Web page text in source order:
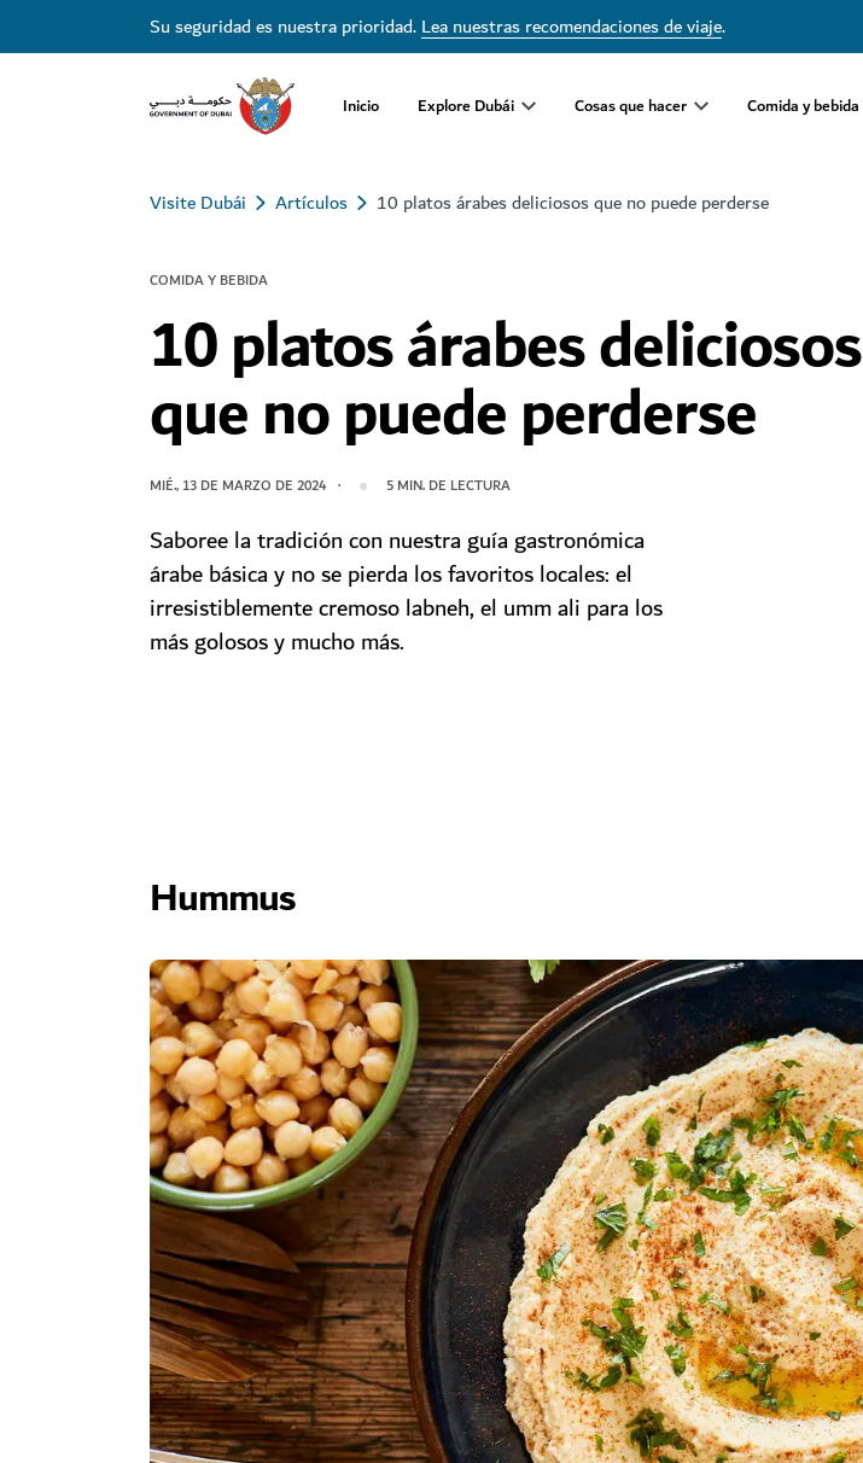
Su seguridad es nuestra prioridad.Lea nuestras recomendaciones de viaje.
Inicio Explore Dubái Cosas que hacer Comida y bebida
Visite Dubái Artículos 10 platos árabes deliciosos que no puede perderse
COMIDA Y BEBIDA
10 platos árabes deliciosos
que no puede perderse
MIÉ., 13 DE MARZO DE 2024 5 MIN. DE LECTURA
Saboree la tradición con nuestra guía gastronómica
árabe básica y no se pierda los favoritos locales: el
irresistiblemente cremoso labneh, el umm ali para los
más golosos y mucho más.
Hummus